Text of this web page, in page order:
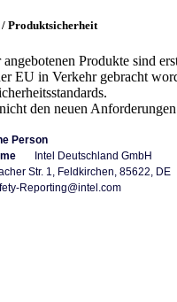
Produktsicherheit
Produkte sind
EU in Verkehr gebracht
den neuen
Person
Intel Deutschland GmbH
Str. 1, Feldkirchen, 85622, DE
Reporting@intel.com